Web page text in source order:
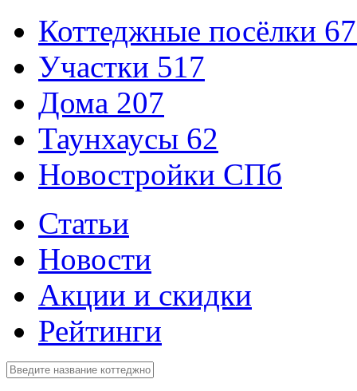
Коттеджные посёлки
Участки 517
Дома 207
Таунхаусы 62
Новостройки СПб
Статьи
Новости
Акции и скидки
Рейтинги